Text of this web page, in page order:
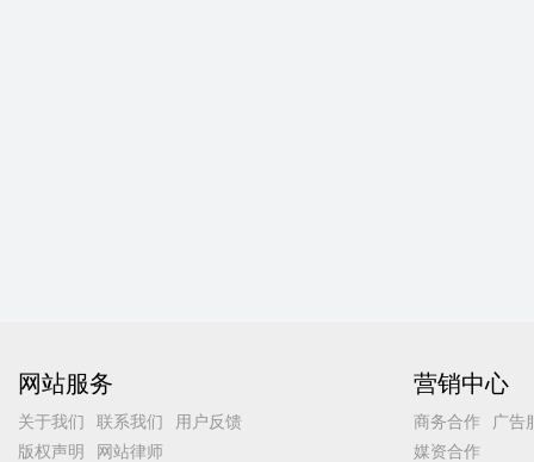
网站服务
关于我们 联系我们
用户反馈
版权声明
网站律师
营销中心
商务合作
广告
媒资合作